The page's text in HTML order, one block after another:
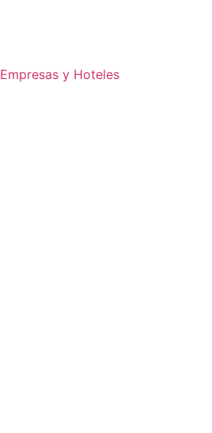
Empresas y Hoteles